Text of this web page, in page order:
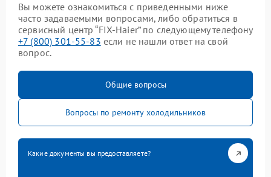
Вы можете ознакомиться с приведенными ниже
часто задаваемыми вопросами, либо обратиться в
сервисный центр “FIX-Haier” по следующему телефону
+7 (800) 301-55-83 если не нашли ответ на свой
вопрос.
Общие вопросы
Вопросы по ремонту холодильников
Какие документы вы предоставляете?